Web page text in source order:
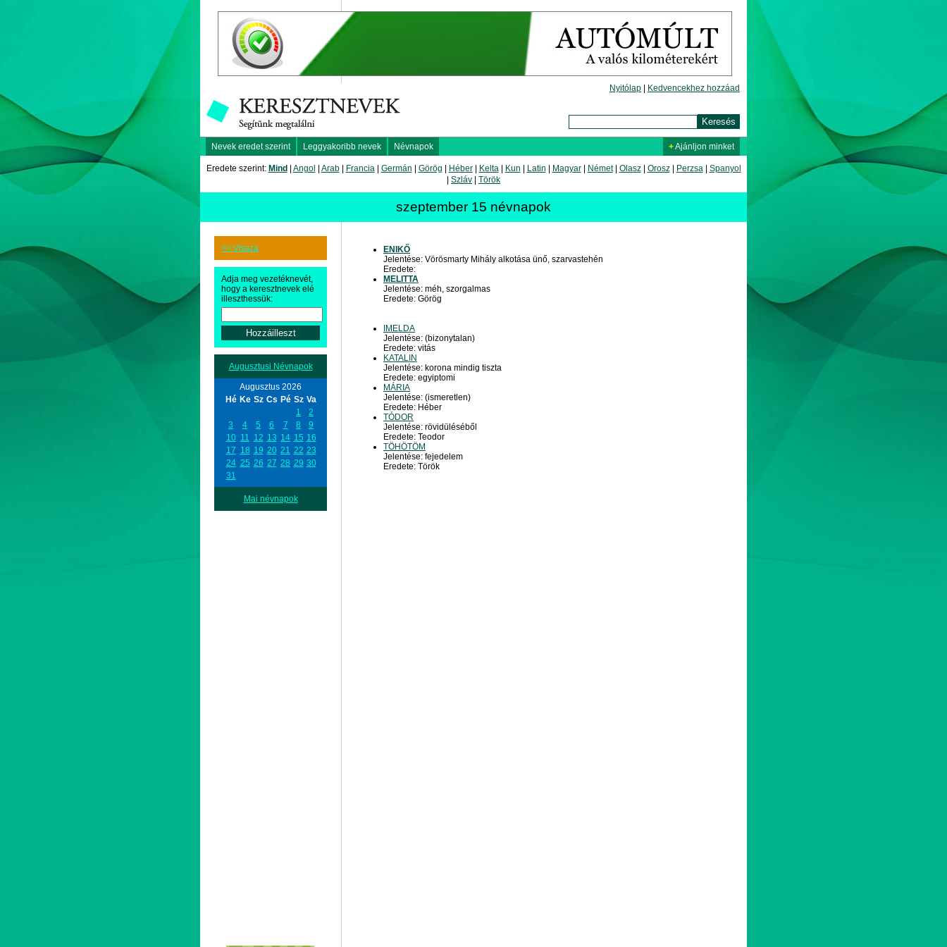
Nyitólap Kedvencekhez hozzáad
Nevek eredet szerint Leggyakoribb nevek Névnapok +Ajánljon minket
Eredete szerint: Mind Angol Arab| Francia| Germán Görög Héber| Kelta| Kun Latin Magyar| Német| Olasz| Orosz| Perzsa| Spanyol
Szláv Török
szeptember 15 névnapok
<< Vissza
Adja meg vezetéknevét,
hogy a keresztnevek elé
illeszthessük:
Augusztusi Névnapok
Augusztus 2026
Hé Ke Sz Cs Pé Sz Va
1
2
3
4 5 6 7 8
9
10 11 12 13 14 15 16
17 18 19 20 21 22 23
24 25 26 27 28 29 30
31
Mai névnapok
ENIKŐ
Jelentése: Vörösmarty Mihály alkotása ünő, szarvastehén
Eredete:
MELITTA
Jelentése: méh, szorgalmas
Eredete: Görög
IMELDA
Jelentése: (bizonytalan)
Eredete: vitás
KATALIN
Jelentése: korona mindig tiszta
Eredete: egyiptomi
MÁRIA
Jelentése: (ismeretlen)
Eredete: Héber
TÓDOR
Jelentése: rövidüléséből
Eredete: Teodor
TÖHÖTÖM
Jelentése: fejedelem
Eredete: Török